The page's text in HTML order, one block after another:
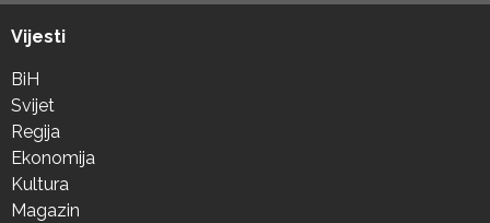
Vijesti
BiH
Svijet
Regija
Ekonomija
Kultura
Magazin